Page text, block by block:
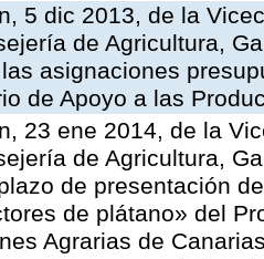
5 dic 2013, de la
de Agricultura,
asignaciones
de Apoyo a las
23 ene 2014, de la
de Agricultura,
de presentación
de plátano» del
Agrarias de